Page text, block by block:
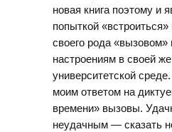
новая книга поэтому и
попыткой
своего рода
настроениям в своей
университетской
моим ответом на
времени» вызовы.
неудачным — сказать